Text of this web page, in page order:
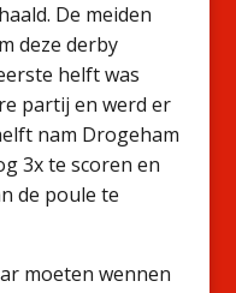
De meiden
deze derby
helft was
partij en werd er
nam Drogeham
3x te scoren en
de poule te
moeten wennen